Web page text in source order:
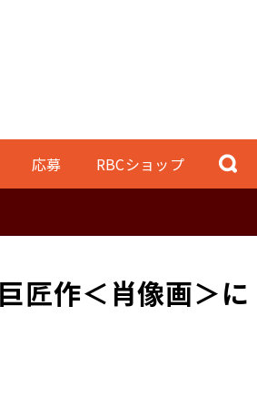
応募 RBCショップ
匠作＜肖像画＞に